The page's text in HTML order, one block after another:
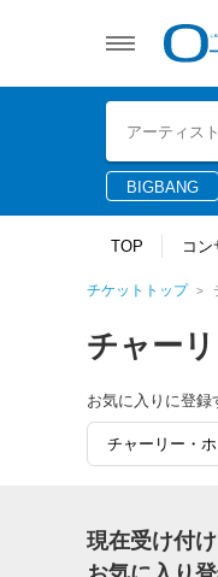
BIGBANG
TOP コン
チケットトップ
チャー
お気に入りに登録
チャーリー・
現在受け付